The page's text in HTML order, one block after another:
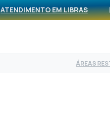
ATENDIMENTO EM LIBRAS
BUSCA DE REDE
ÁREAS